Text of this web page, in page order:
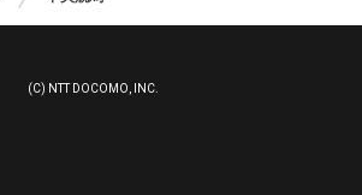
(C) NTT DOCOMO, INC.